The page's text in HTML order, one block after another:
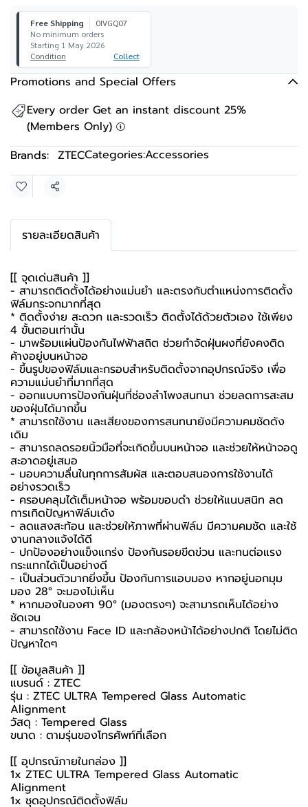
Free Shipping
0IVGQ07
No minimum orders
Starting 1 May 2026
Condition
Collect
Promotions and Special Offers
Every order Get an instant discount 25%
(Members Only)
Brands: ZTECCategories:Accessories
Share
รายละเอียดสินค้า
[[ จุดเด่นสินค้า ]]
- สามารถติดตั้งได้อย่างแม่นยำ และตรงกับตำแหน่งการติดตั้ง
ฟิล์มกระจกมากที่สุด
* ติดตั้งง่าย สะดวก และรวดเร็ว ติดตั้งได้ด้วยตัวเอง ใช้เพียง
4 ขั้นตอนเท่านั้น
- มาพร้อมแผ่นป้องกันไฟฟ้าสถิต ช่วยกำจัดฝุ่นผงที่ยังคงติด
ค้างอยู่บนหน้าจอ
- ขึ้นรูปของฟิล์มและกรอบสำหรับติดตั้งจากอุปกรณ์จริง เพื่อ
ความแม่นยำที่มากที่สุด
- ออกแบบการป้องกันฝุ่นที่ช่องลำโพงสนทนา ช่วยลดการสะสม
ของฝุ่นได้มากขึ้น
* สามารถใช้งาน และเสียงของการสนทนายังมีความคมชัดดัง
เดิม
- สามารถลดรอยนิ้วมือที่จะเกิดขึ้นบนหน้าจอ และช่วยให้หน้าจอดู
สะอาดอยู่เสมอ
- มอบความลื่นในทุกการสัมผัส และตอบสนองการใช้งานได้
อย่างรวดเร็ว
- ครอบคลุมได้เต็มหน้าจอ พร้อมขอบดำ ช่วยให้แนบสนิท ลด
การเกิดปัญหาฟิล์มเด้ง
- ลดแสงสะท้อน และช่วยให้ภาพที่ผ่านฟิล์ม มีความคมชัด และใช้
งานกลางแจ้งได้ดี
- ปกป้องอย่างแข็งแกร่ง ป้องกันรอยขีดข่วน และทนต่อแรง
กระแทกได้เป็นอย่างดี
- เป็นส่วนตัวมากยิ่งขึ้น ป้องกันการแอบมอง หากอยู่นอกมุม
มอง 28° จะมองไม่เห็น
* หากมองในองศา 90° (มองตรงๆ) จะสามารถเห็นได้อย่าง
ชัดเจน
- สามารถใช้งาน Face ID และกล้องหน้าได้อย่างปกติ โดยไม่ติด
ปัญหาใดๆ
[[ ข้อมูลสินค้า ]]
แบรนด์ : ZTEC
รุ่น : ZTEC ULTRA Tempered Glass Automatic
Alignment
วัสดุ : Tempered Glass
ขนาด : ตามรุ่นของโทรศัพท์ที่เลือก
[[ อุปกรณ์ภายในกล่อง ]]
1x ZTEC ULTRA Tempered Glass Automatic
Alignment
1x ชุดอุปกรณ์ติดตั้งฟิล์ม